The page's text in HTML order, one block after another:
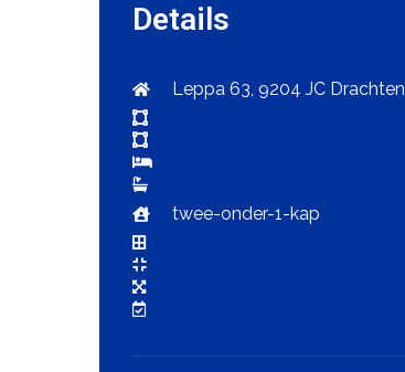
Details
Leppa 63, 9204 JC Drachten
twee-onder-1-kap